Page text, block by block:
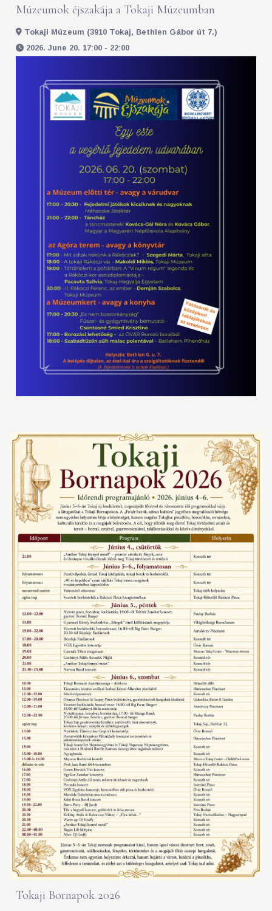
Múzeumok éjszakája a Tokaji Múzeumban
Tokaji Múzeum (3910 Tokaj, Bethlen Gábor út 7.)
2026. June 20. 17:00 - 22:00
Tokaji Bornapok 2026